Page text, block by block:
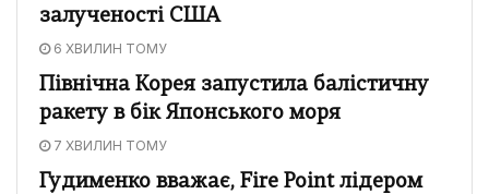
залученості США
6 ХВИЛИН ТОМУ
Північна Корея запустила балістичну
ракету в бік Японського моря
7 ХВИЛИН ТОМУ
Гудименко вважає, Fire Point лідером